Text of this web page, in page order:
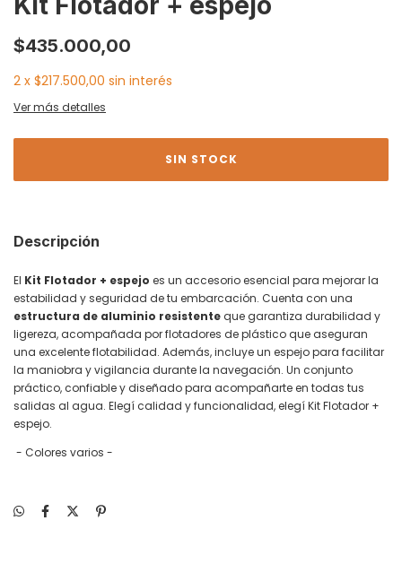
$435.000,00
2 x $217.500,00 sin interés
Ver más detalles
Descripción
El Kit Flotador + espejo es un accesorio esencial para mejorar la
estabilidad y seguridad de tu embarcación. Cuenta con una
estructura de aluminio resistenteque garantiza durabilidad y
ligereza, acompañada por flotadores de plástico que aseguran
una excelente flotabilidad. Además, incluye un espejo para facilitar
la maniobra y vigilancia durante la navegación. Un conjunto
práctico, confiable y diseñado para acompañarte en todas tus
salidas al agua. Elegí calidad y funcionalidad, elegí Kit Flotador +
espejo.
- Colores varios -